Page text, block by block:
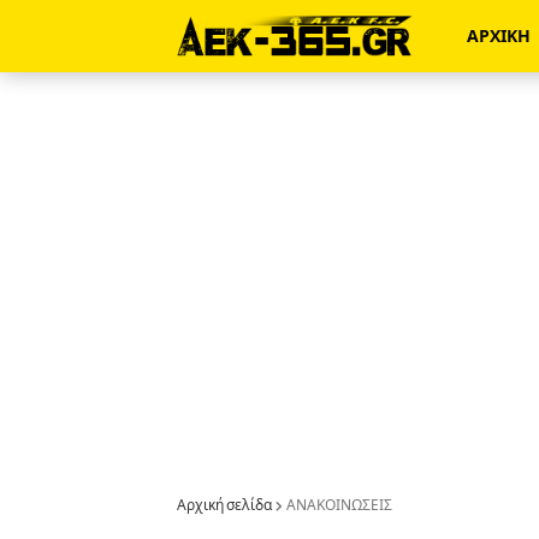
ΑΡΧΙΚΗ
Αρχική σελίδα ΑΝΑΚΟΙΝΩΣΕΙΣ